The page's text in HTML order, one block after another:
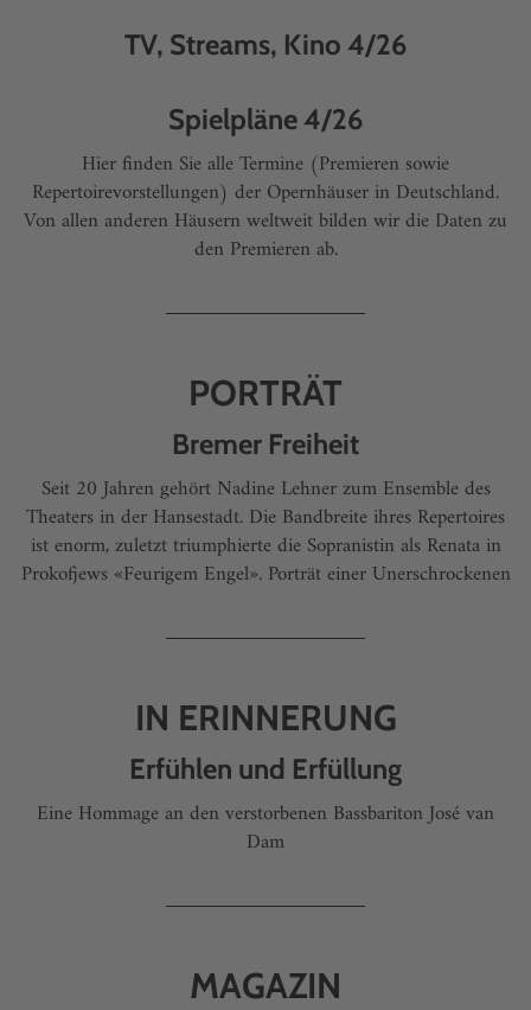
TV, Streams, Kino 4/26
Spielpläne 4/26
Hier finden Sie alle Termine (Premieren sowie
Repertoirevorstellungen) der Opernhäuser in Deutschland.
Von allen anderen Häusern weltweit bilden wir die Daten zu
den Premieren ab.
PORTRÄT
Bremer Freiheit
Seit 20 Jahren gehört Nadine Lehner zum Ensemble des
Theaters in der Hansestadt. Die Bandbreite ihres Repertoires
ist enorm, zuletzt triumphierte die Sopranistin als Renata in
Prokofjews «Feurigem Engel». Porträt einer Unerschrockenen
IN ERINNERUNG
Erfühlen und Erfüllung
Eine Hommage an den verstorbenen Bassbariton José van
Dam
MAGAZIN